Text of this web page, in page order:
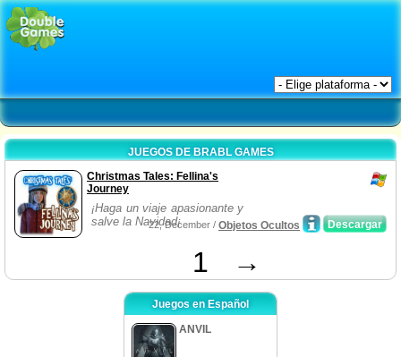
JUEGOS DE BRABL GAMES
Christmas Tales: Fellina's
Journey
¡Haga un viaje apasionante y
salve la Navidad¡
Descargar
22, December / Objetos Ocultos
1 →
Juegos en Español
ANVIL